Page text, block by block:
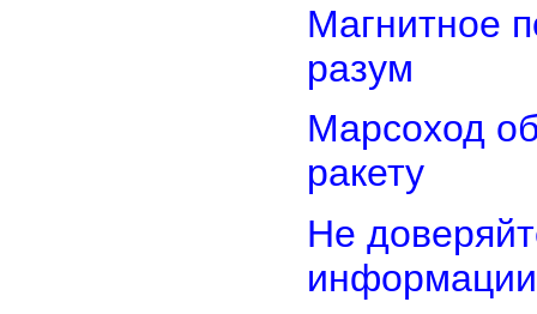
Магнитное
разум
Марсоход
ракету
Не
информации